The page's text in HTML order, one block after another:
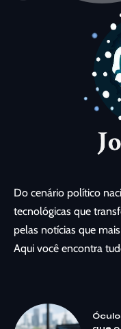
Do cenário político
tecnológicas que
pelas notícias que
Aqui você encontra